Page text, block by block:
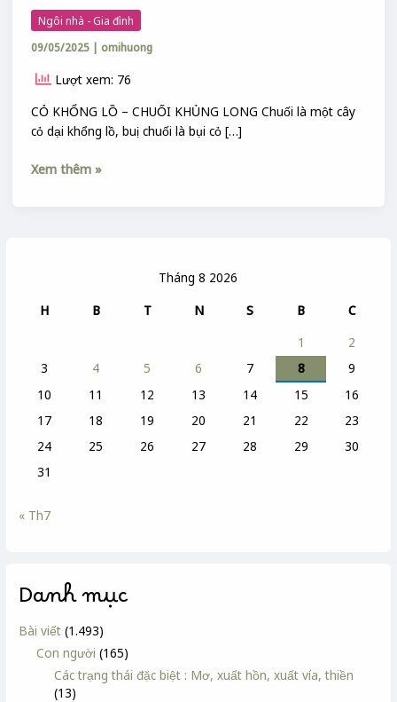
Tháng 8 2026
H
B T N S B
C
1
2
3
4 5 6 7 8
9
10
11 12 13 14 15
16
17
18 19 20 21 22
23
24
25 26 27 28 29
30
31
« Th7
Danh mục
Bài viết (1.493)
Con người (165)
Các trạng thái đặc biệt : Mơ, xuất hồn, xuất vía, thiền
(13)
Ngôi nhà - Gia đình
09/05/2025 | omihuong
Lượt xem: 76
CỎ KHỔNG LỒ – CHUỐI KHỦNG LONG Chuối là một cây
cỏ dại khổng lồ, buị chuối là bụi cỏ […]
Xem thêm »